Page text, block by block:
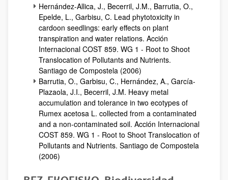
Hernández-Allica, J., Becerril, J.M., Barrutia, O.,
Epelde, L., Garbisu, C. Lead phytotoxicity in
cardoon seedlings: early effects on plant
transpiration and water relations. Acción
Internacional COST 859. WG 1 - Root to Shoot
Translocation of Pollutants and Nutrients.
Santiago de Compostela (2006)
Barrutia, O., Garbisu, C., Hernández, A., García-
Plazaola, J.I., Becerril, J.M. Heavy metal
accumulation and tolerance in two ecotypes of
Rumex acetosa L. collected from a contaminated
and a non-contaminated soil. Acción Internacional
COST 859. WG 1 - Root to Shoot Translocation of
Pollutants and Nutrients. Santiago de Compostela
(2006)